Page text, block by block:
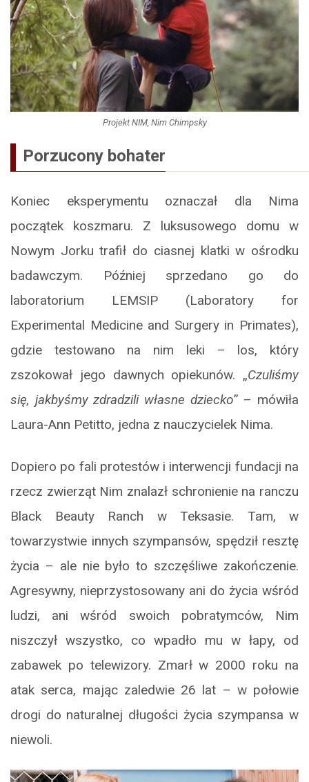
Projekt NIM, Nim Chimpsky
Porzucony bohater
Koniec eksperymentu oznaczał dla Nima
początek koszmaru. Z luksusowego domu w
Nowym Jorku trafił do ciasnej klatki w ośrodku
badawczym. Później sprzedano go do
laboratorium LEMSIP (Laboratory for
Experimental Medicine and Surgery in Primates),
gdzie testowano na nim leki – los, który
zszokował jego dawnych opiekunów. „Czuliśmy
się, jakbyśmy zdradzili własne dziecko” – mówiła
Laura-Ann Petitto, jedna z nauczycielek Nima.
Dopiero po fali protestów i interwencji fundacji na
rzecz zwierząt Nim znalazł schronienie na ranczu
Black Beauty Ranch w Teksasie. Tam, w
towarzystwie innych szympansów, spędził resztę
życia – ale nie było to szczęśliwe zakończenie.
Agresywny, nieprzystosowany ani do życia wśród
ludzi, ani wśród swoich pobratymców, Nim
niszczył wszystko, co wpadło mu w łapy, od
zabawek po telewizory. Zmarł w 2000 roku na
atak serca, mając zaledwie 26 lat – w połowie
drogi do naturalnej długości życia szympansa w
niewoli.